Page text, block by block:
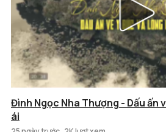
Đình Ngọc Nha Thượng - Dấu ấn
ái